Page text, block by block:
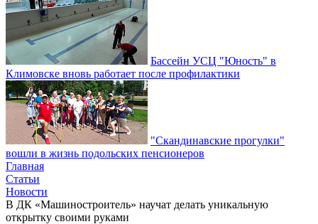
Бассейн УСЦ "Юность" в
Климовске вновь работает после профилактики
"Скандинавские прогулки"
вошли в жизнь подольских пенсионеров
Главная
Статьи
Новости
В ДК «Машиностроитель» научат делать уникальную
открытку своими руками